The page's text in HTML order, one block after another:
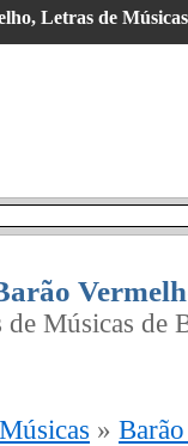
Letras de
Músicas de
Músicas »